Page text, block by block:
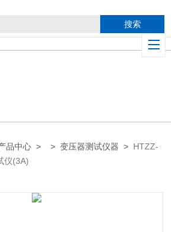
品中心 > >变压器测试仪器 > HTZZ-
仪(3A)